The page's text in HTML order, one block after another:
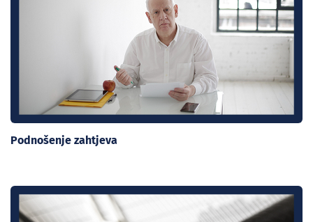
Podnošenje zahtjeva